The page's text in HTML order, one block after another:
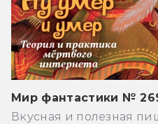
Мир фантастики №
Вкусная и полезная